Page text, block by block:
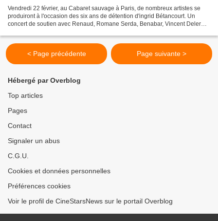
Vendredi 22 février, au Cabaret sauvage à Paris, de nombreux artistes se
produiront à l'occasion des six ans de détention d'ingrid Bétancourt. Un
concert de soutien avec Renaud, Romane Serda, Benabar, Vincent Delerm,
< Page précédente Page suivante >
Hébergé par Overblog
Top articles
Pages
Contact
Signaler un abus
C.G.U.
Cookies et données personnelles
Préférences cookies
Voir le profil de CineStarsNews sur le portail Overblog